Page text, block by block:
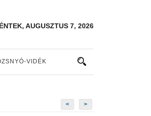
AUGUSZTUS 7, 2026
VIDÉK
< >